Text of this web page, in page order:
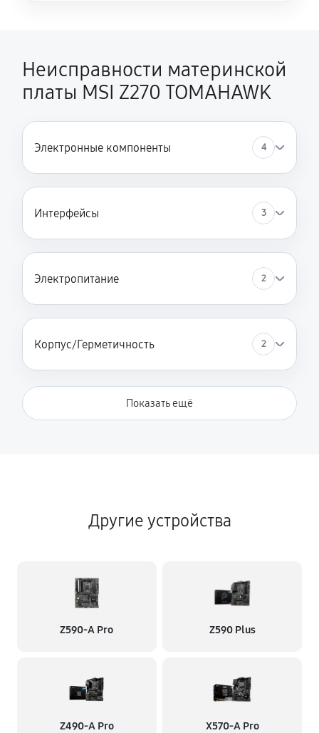
Неисправности материнской
платы MSI Z270 TOMAHAWK
Электронные компоненты 4
Интерфейсы 3
Электропитание 2
Корпус/Герметичность 2
Показать ещё
Другие устройства
Z590-A Pro Z590 Plus
Z490-A Pro X570-A Pro